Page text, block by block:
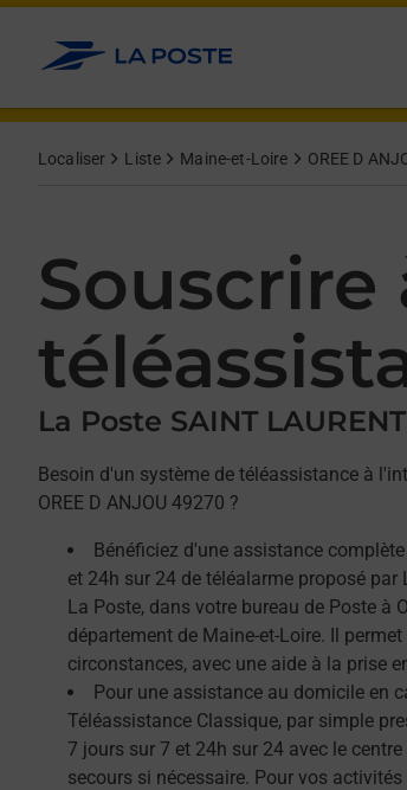
Allez au contenu
Localiser Liste Maine-et-Loire OREE D
Souscrire
La Poste SAINT
Besoin d'un système de téléassistance à
OREE D ANJOU 49270 ?
Bénéficiez d'une assistance
et 24h sur 24 de téléalarme proposé
La Poste, dans votre bureau de Poste à
département de Maine-et-Loire. Il
circonstances, avec une aide à la prise
Pour une assistance au domicile en
Téléassistance Classique, par simple
7 jours sur 7 et 24h sur 24 avec le
secours si nécessaire. Pour vos
Afficher ou masquer la réponse
Afficher ou masquer la réponse
Afficher ou masquer la réponse